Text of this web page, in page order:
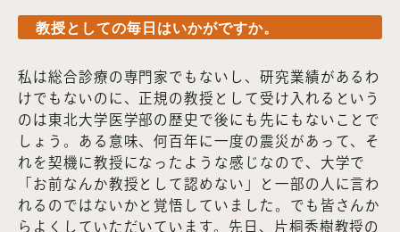
教授としての毎日はいかがですか。
私は総合診療の専門家でもないし、研究業績があるわ
けでもないのに、正規の教授として受け入れるという
のは東北大学医学部の歴史で後にも先にもないことで
しょう。ある意味、何百年に一度の震災があって、そ
れを契機に教授になったような感じなので、大学で
「お前なんか教授として認めない」と一部の人に言わ
れるのではないかと覚悟していました。でも皆さんか
らよくしていただいています。先日、片桐秀樹教授の